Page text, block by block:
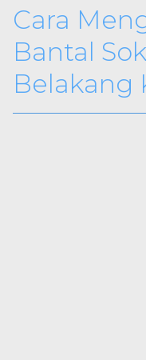
Cara
Bantal
Belakang